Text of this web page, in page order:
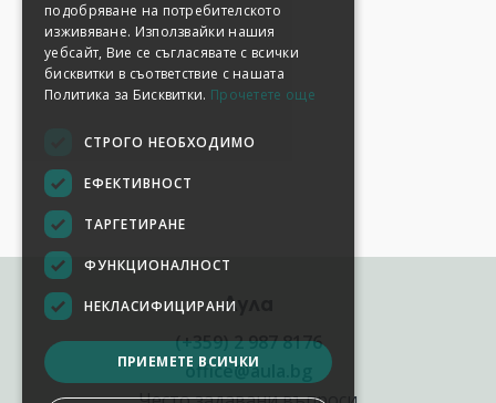
Аула
(+359) 2 987 8176
office@aula.bg
подобряване на потребителското
изживяване. Използвайки нашия
уебсайт, Вие се съгласявате с всички
бисквитки в съответствие с нашата
Политика за Бисквитки. Прочетете още
СТРОГО НЕОБХОДИМО
ЕФЕКТИВНОСТ
ТАРГЕТИРАНЕ
ФУНКЦИОНАЛНОСТ
НЕКЛАСИФИЦИРАНИ
ПРИЕМЕТЕ ВСИЧКИ